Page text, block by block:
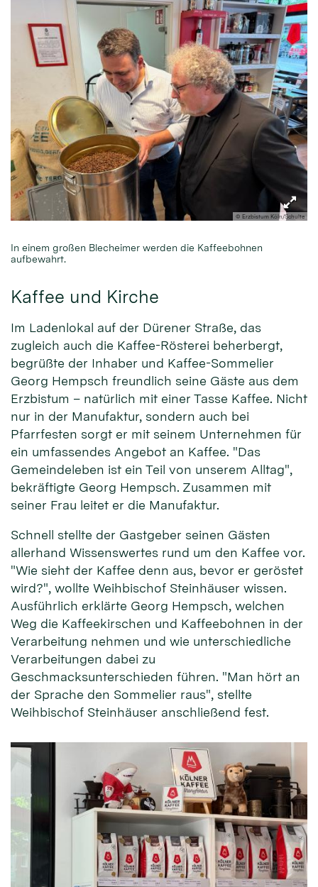
© Erzbistum Köln/Schulte
In einem großen Blecheimer werden die Kaffeebohnen
aufbewahrt.
Kaffee und Kirche
Im Ladenlokal auf der Dürener Straße, das
zugleich auch die Kaffee-Rösterei beherbergt,
begrüßte der Inhaber und Kaffee-Sommelier
Georg Hempsch freundlich seine Gäste aus dem
Erzbistum – natürlich mit einer Tasse Kaffee. Nicht
nur in der Manufaktur, sondern auch bei
Pfarrfesten sorgt er mit seinem Unternehmen für
ein umfassendes Angebot an Kaffee. "Das
Gemeindeleben ist ein Teil von unserem Alltag",
bekräftigte Georg Hempsch. Zusammen mit
seiner Frau leitet er die Manufaktur.
Schnell stellte der Gastgeber seinen Gästen
allerhand Wissenswertes rund um den Kaffee vor.
"Wie sieht der Kaffee denn aus, bevor er geröstet
wird?", wollte Weihbischof Steinhäuser wissen.
Ausführlich erklärte Georg Hempsch, welchen
Weg die Kaffeekirschen und Kaffeebohnen in der
Verarbeitung nehmen und wie unterschiedliche
Verarbeitungen dabei zu
Geschmacksunterschieden führen. "Man hört an
der Sprache den Sommelier raus", stellte
Weihbischof Steinhäuser anschließend fest.